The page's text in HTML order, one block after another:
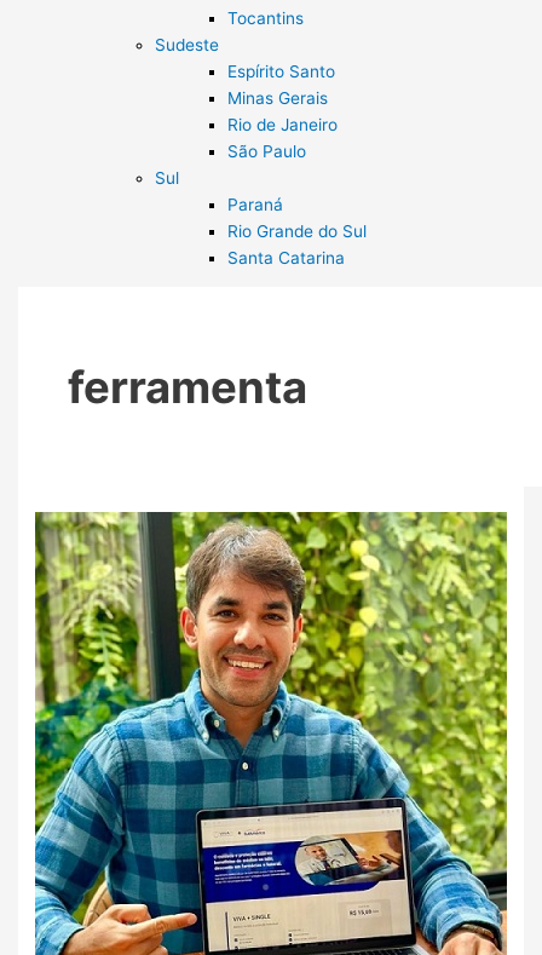
Tocantins
Sudeste
Espírito Santo
Minas Gerais
Rio de Janeiro
São Paulo
Sul
Paraná
Rio Grande do Sul
Santa Catarina
ferramenta